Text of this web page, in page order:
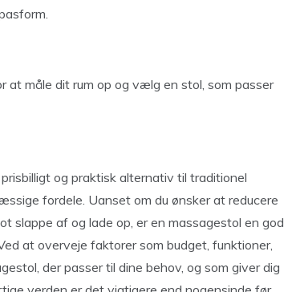
måle dit rum op og vælg en stol, som passer
og praktisk alternativ til traditionel
fordele. Uanset om du ønsker at reducere
slappe af og lade op, er en massagestol en god
at overveje faktorer som budget, funktioner,
der passer til dine behov, og som giver dig